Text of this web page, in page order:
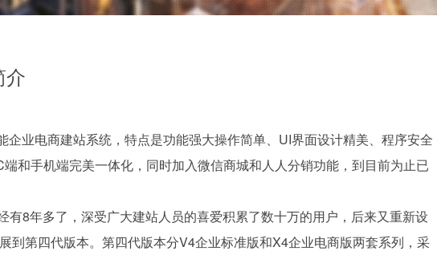
介
企业电商建站系统，特点是功能强大操作简单、UI界面设计精美、程序安全
和手机端完美一体化，同时加入微信商城和人人分销功能，到目前为止已
有8年多了，深受广大建站人员的喜爱积累了数十万的用户，后来又重新设
到第四代版本。第四代版本分V4企业标准版和X4企业电商版两套系列，采